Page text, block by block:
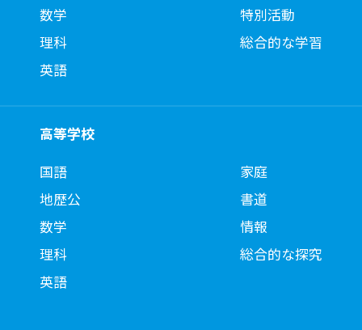
数学
理科
英語
特別活動
総合的な学習
高等学校
国語
地歴公
数学
理科
英語
家庭
書道
情報
総合的な探究